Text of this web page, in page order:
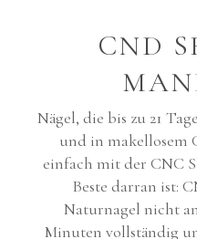
CND
Nägel, die bis zu 21
und in makellosem
einfach mit der CNC
Beste darran ist:
Naturnagel nicht
Minuten vollständig